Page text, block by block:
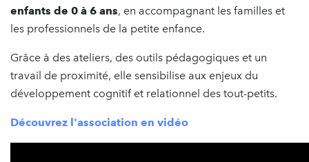
enfants de 0 à 6 ans, en accompagnant les familles et
les professionnels de la petite enfance.
Grâce à des ateliers, des outils pédagogiques et un
travail de proximité, elle sensibilise aux enjeux du
développement cognitif et relationnel des tout-petits.
Découvrez l'association en vidéo